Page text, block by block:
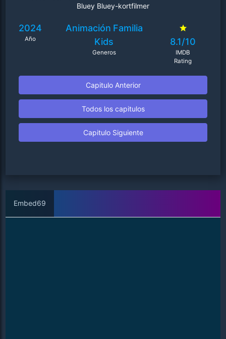
Bluey Bluey-kortfilmer
2024
Año
Animación Familia
Kids
Generos
8.1/10
IMDB
Rating
Capitulo Anterior
Todos los capitulos
Capitulo Siguiente
Embed69